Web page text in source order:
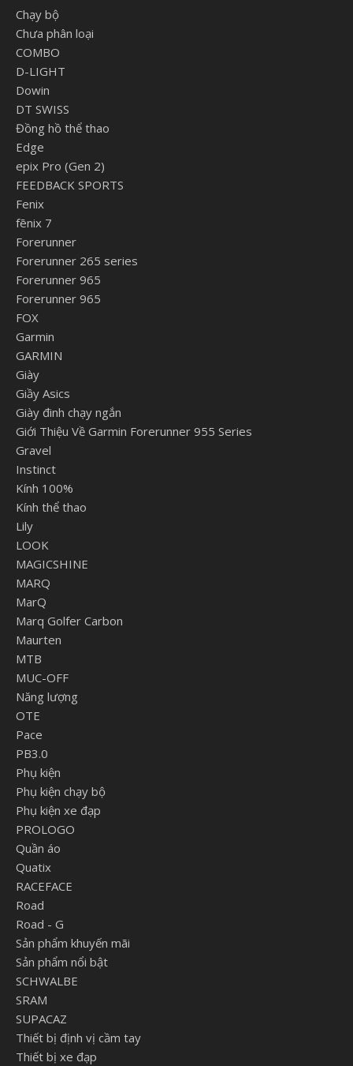
Chạy bộ
Chưa phân loại
COMBO
D-LIGHT
Dowin
DT SWISS
Đồng hồ thể thao
Edge
epix Pro (Gen 2)
FEEDBACK SPORTS
Fenix
fēnix 7
Forerunner
Forerunner 265 series
Forerunner 965
Forerunner 965
FOX
Garmin
GARMIN
Giày
Giầy Asics
Giày đinh chạy ngắn
Giới Thiệu Về Garmin Forerunner 955 Series
Gravel
Instinct
Kính 100%
Kính thể thao
Lily
LOOK
MAGICSHINE
MARQ
MarQ
Marq Golfer Carbon
Maurten
MTB
MUC-OFF
Năng lượng
OTE
Pace
PB3.0
Phụ kiện
Phụ kiện chạy bộ
Phụ kiện xe đạp
PROLOGO
Quần áo
Quatix
RACEFACE
Road
Road - G
Sản phẩm khuyến mãi
Sản phẩm nổi bật
SCHWALBE
SRAM
SUPACAZ
Thiết bị định vị cầm tay
Thiết bị xe đạp